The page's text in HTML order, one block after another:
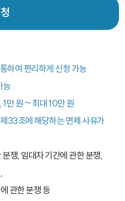
하여 편리하게 신청 가능
능
만 원 ~ 최대 10만 원
조에 해당하는 면제 사유가
쟁, 임대차 기간에 관한 분쟁,
한 분쟁 등